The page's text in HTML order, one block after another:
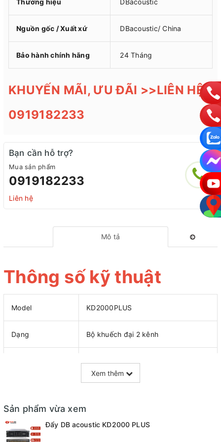
Nguồn gốc / Xuất xứ DBacoustic/ China
Bảo hành chính hãng 24 Tháng
KHUYẾN MÃI, ƯU ĐÃI >>LIÊN HỆ:
0919182233
Bạn cần hỗ trợ?
Mua sản phẩm
0919182233
Liên hệ
Mô tả
Thông số kỹ thuật
Model KD2000PLUS
Dạng Bộ khuếch đại 2 kênh
Mạch
Xem thêm
Sản phẩm vừa xem
Đẩy DB acoustic KD2000 PLUS